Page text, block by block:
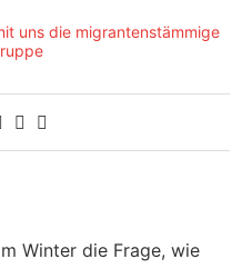
Winter die Frage, wie